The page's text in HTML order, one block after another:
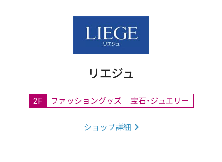
リエジュ
2F ファッショングッズ 宝石・ジュエリー
ショップ詳細